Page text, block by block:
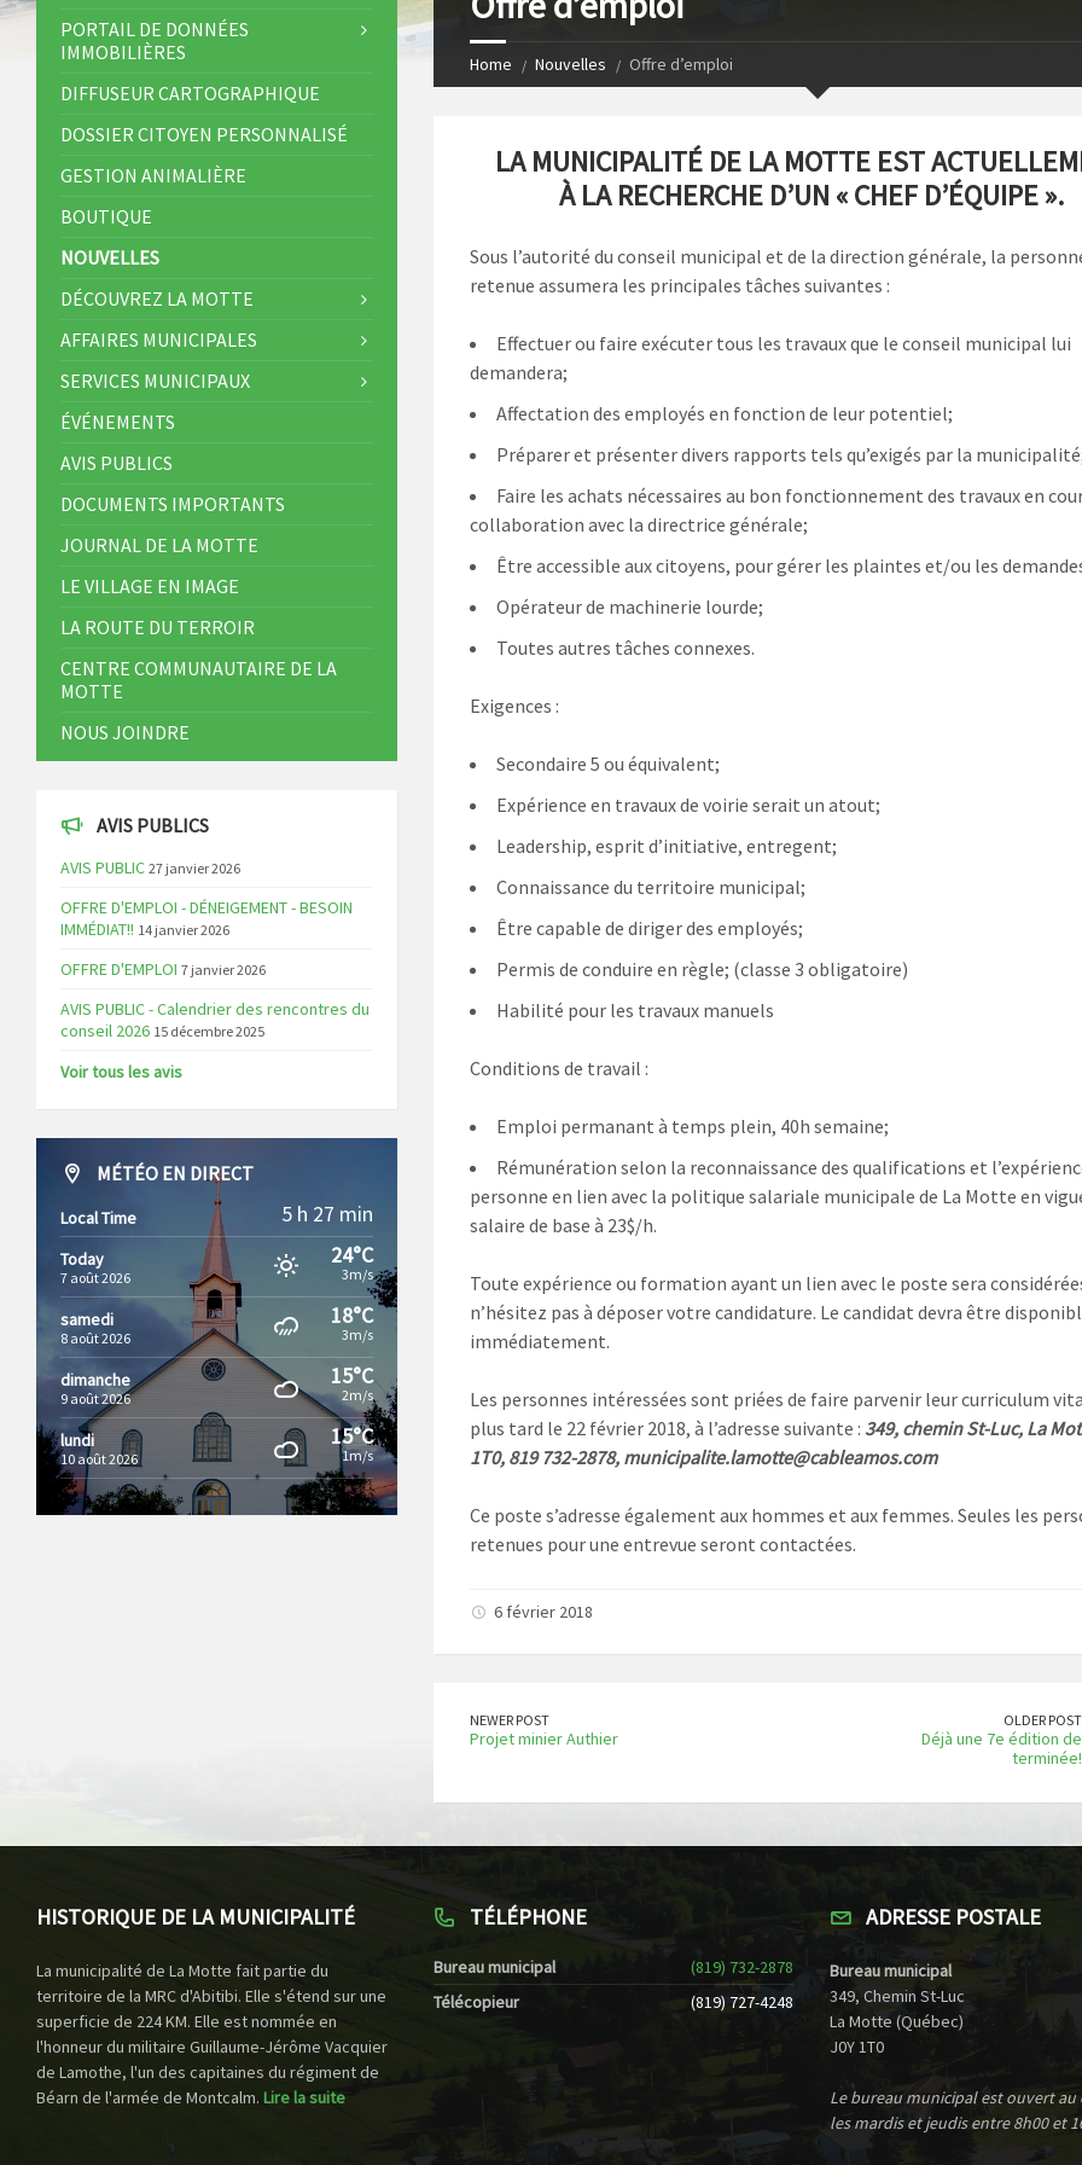
Home Nouvelles Offre d’emploi
LA MUNICIPALITÉ DE LA MOTTE EST
À LA RECHERCHE D’UN « CHEF D’ÉQUIPE ».
Sous l’autorité du conseil municipal et de la direction générale, la
retenue assumera les principales tâches suivantes :
Effectuer ou faire exécuter tous les travaux que le conseil municipal lui
demandera;
Affectation des employés en fonction de leur potentiel;
Préparer et présenter divers rapports tels qu’exigés par la
Faire les achats nécessaires au bon fonctionnement des travaux en
collaboration avec la directrice générale;
Être accessible aux citoyens, pour gérer les plaintes et/ou les
Opérateur de machinerie lourde;
Toutes autres tâches connexes.
Exigences :
Secondaire 5 ou équivalent;
Expérience en travaux de voirie serait un atout;
Leadership, esprit d’initiative, entregent;
Connaissance du territoire municipal;
Être capable de diriger des employés;
Permis de conduire en règle; (classe 3 obligatoire)
Habilité pour les travaux manuels
Conditions de travail :
Emploi permanant à temps plein, 40h semaine;
Rémunération selon la reconnaissance des qualifications et
personne en lien avec la politique salariale municipale de La Motte en
salaire de base à 23$/h.
Toute expérience ou formation ayant un lien avec le poste sera
n’hésitez pas à déposer votre candidature. Le candidat devra être
immédiatement.
Les personnes intéressées sont priées de faire parvenir leur curriculum
plus tard le 22 février 2018, à l’adresse suivante : 349, chemin St-Luc, La
1T0, 819 732-2878, municipalite.lamotte@cableamos.com
Ce poste s’adresse également aux hommes et aux femmes. Seules les
retenues pour une entrevue seront contactées.
6 février 2018
NEWER POST
Projet minier Authier
OLDER POST
Déjà une 7e édition de
terminée!
PORTAIL DE DONNÉES
IMMOBILIÈRES
DIFFUSEUR CARTOGRAPHIQUE
DOSSIER CITOYEN PERSONNALISÉ
GESTION ANIMALIÈRE
BOUTIQUE
NOUVELLES
DÉCOUVREZ LA MOTTE
AFFAIRES MUNICIPALES
SERVICES MUNICIPAUX
ÉVÉNEMENTS
AVIS PUBLICS
DOCUMENTS IMPORTANTS
JOURNAL DE LA MOTTE
LE VILLAGE EN IMAGE
LA ROUTE DU TERROIR
CENTRE COMMUNAUTAIRE DE LA
MOTTE
NOUS JOINDRE
AVIS PUBLICS
AVIS PUBLIC 27 janvier 2026
OFFRE D'EMPLOI - DÉNEIGEMENT - BESOIN
IMMÉDIAT!! 14 janvier 2026
OFFRE D'EMPLOI 7 janvier 2026
AVIS PUBLIC - Calendrier des rencontres du
conseil 2026 15 décembre 2025
Voir tous les avis
MÉTÉO EN DIRECT
Local Time 5 h 27 min
Today
7 août 2026
24°C
3m/s
samedi
8 août 2026
18°C
3m/s
dimanche
9 août 2026
15°C
2m/s
lundi
10 août 2026
15°C
1m/s
HISTORIQUE DE LA MUNICIPALITÉ
La municipalité de La Motte fait partie du
territoire de la MRC d'Abitibi. Elle s'étend sur une
superficie de 224 KM. Elle est nommée en
l'honneur du militaire Guillaume-Jérôme Vacquier
de Lamothe, l'un des capitaines du régiment de
Béarn de l'armée de Montcalm. Lire la suite
TÉLÉPHONE
Bureau municipal
(819) 732-2878
Télécopieur
(819) 727-4248
ADRESSE POSTALE
Bureau municipal
349, Chemin St-Luc
La Motte (Québec)
J0Y 1T0
Le bureau municipal est ouvert
les mardis et jeudis entre 8h00 et
s